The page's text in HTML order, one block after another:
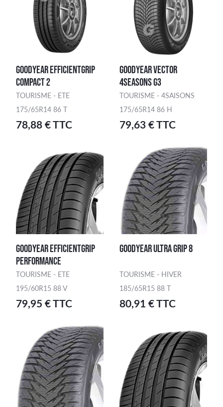
GOODYEAR EFFICIENTGRIP
COMPACT 2
TOURISME - ETE
175/65R14 86 T
78,88 € TTC
GOODYEAR VECTOR
4SEASONS G3
TOURISME - 4SAISONS
175/65R14 86 H
79,63 € TTC
GOODYEAR EFFICIENTGRIP
PERFORMANCE
TOURISME - ETE
195/60R15 88 V
79,95 € TTC
GOODYEAR ULTRA GRIP 8
TOURISME - HIVER
185/65R15 88 T
80,91 € TTC